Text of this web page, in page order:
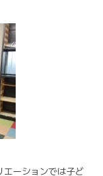
ーションでは子ど